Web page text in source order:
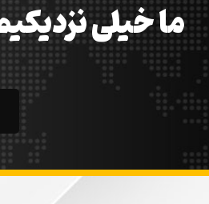
ما خیلی